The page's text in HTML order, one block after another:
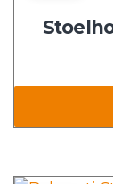
meerdere
Deze
kan